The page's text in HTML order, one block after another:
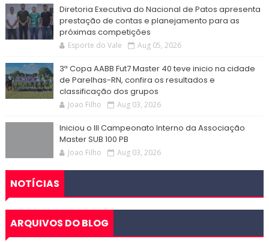
Diretoria Executiva do Nacional de Patos apresenta
prestação de contas e planejamento para as
próximas competições
Esporte do Vale Aug 05, 2026
3ª Copa AABB Fut7 Master 40 teve inicio na cidade
de Parelhas-RN, confira os resultados e
classificação dos grupos
Joao Filho Aug 03, 2026
Iniciou o III Campeonato Interno da Associação
Master SUB 100 PB
Joao Filho Aug 03, 2026
NOTÍCIAS
ARQUIVOS DO BLOG